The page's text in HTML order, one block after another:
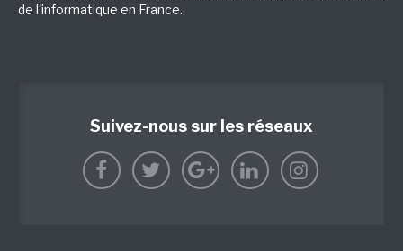
de l'informatique en France.
Suivez-nous sur les réseaux